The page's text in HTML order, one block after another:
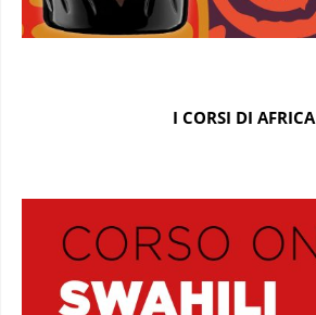
I CORSI DI AFRICA